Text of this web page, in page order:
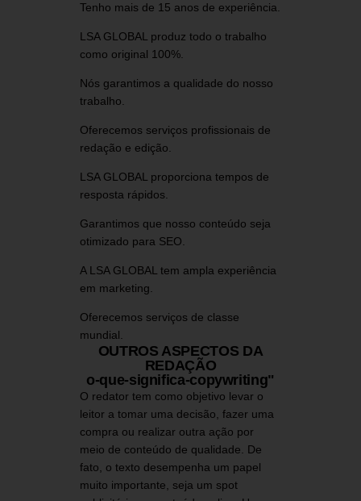
Tenho mais de 15 anos de experiência.
LSA GLOBAL produz todo o trabalho
como original 100%.
Nós garantimos a qualidade do nosso
trabalho.
Oferecemos serviços profissionais de
redação e edição.
LSA GLOBAL proporciona tempos de
resposta rápidos.
Garantimos que nosso conteúdo seja
otimizado para SEO.
A LSA GLOBAL tem ampla experiência
em marketing.
Oferecemos serviços de classe
mundial.
OUTROS ASPECTOS DA
REDAÇÃO
o-que-significa-copywriting"
O redator tem como objetivo levar o
leitor a tomar uma decisão, fazer uma
compra ou realizar outra ação por
meio de conteúdo de qualidade. De
fato, o texto desempenha um papel
muito importante, seja um spot